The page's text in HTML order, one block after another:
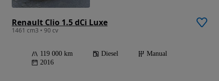
Renault Clio 1.5 dCi Luxe
1461 cm3 • 90 cv
119 000 km Diesel
Manual
2016